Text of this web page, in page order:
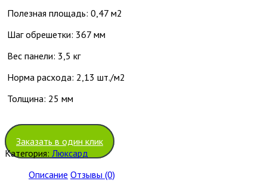
Полезная площадь: 0,47 м2
Шаг обрешетки: 367 мм
Вес панели: 3,5 кг
Норма расхода: 2,13 шт./м2
Толщина: 25 мм
Заказать в один клик
Категория: Люксард
Описание Отзывы (0)